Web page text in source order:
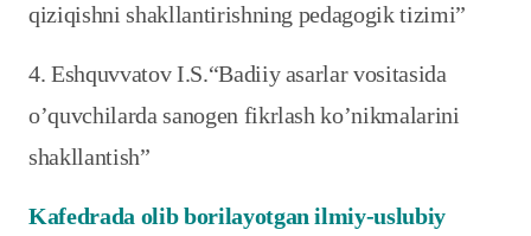
qiziqishni shakllantirishning pedagogik tizimi”
4. Eshquvvatov I.S.“Badiiy asarlar vositasida
o’quvchilarda sanogen fikrlash ko’nikmalarini
shakllantish”
Kafedrada olib borilayotgan ilmiy-uslubiy